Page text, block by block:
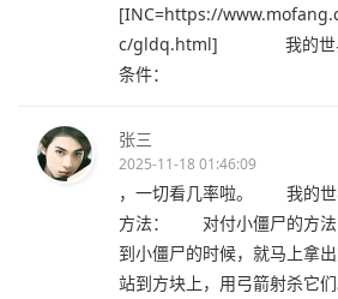
[INC=https://
c/gldq.html] 我的世界
条件：
张三
2025-11-18 01:46:09
，一切看几率啦。 我的世
方法： 对付小僵尸的方法
到小僵尸的时候，就马上拿
站到方块上，用弓箭射杀它